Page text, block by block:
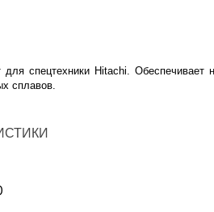
спецтехники Hitachi.
сплавов.